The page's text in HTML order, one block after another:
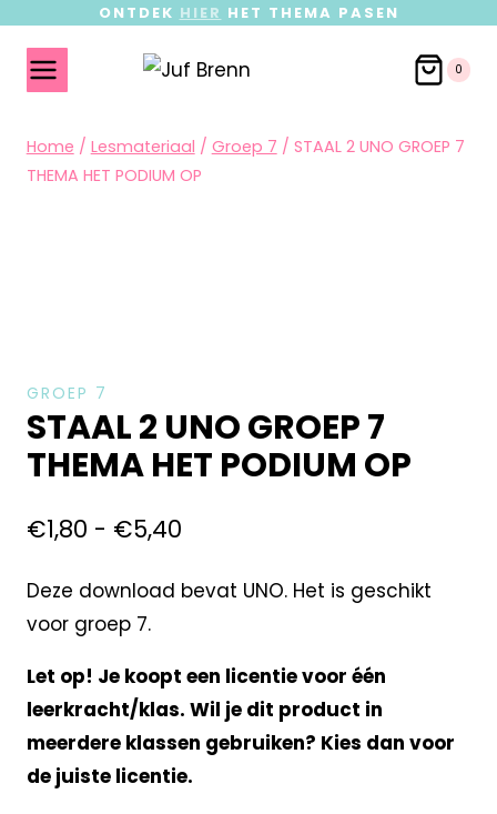
ONTDEK HIER HET THEMA PASEN
0
Home / Lesmateriaal / Groep 7 / STAAL 2 UNO GROEP 7
THEMA HET PODIUM OP
GROEP 7
STAAL 2 UNO GROEP 7
THEMA HET PODIUM OP
€1,80 - €5,40
Deze download bevat UNO. Het is geschikt
voor groep 7.
Let op! Je koopt een licentie voor één
leerkracht/klas. Wil je dit product in
meerdere klassen gebruiken? Kies dan voor
de juiste licentie.